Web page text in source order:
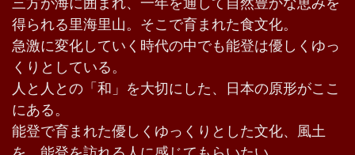
得られる里海里山。そこで育まれた食文化。
急激に変化していく時代の中でも能登は優しくゆっ
くりとしている。
人と人との「和」を大切にした、日本の原形がここ
にある。
能登で育まれた優しくゆっくりとした文化、風土